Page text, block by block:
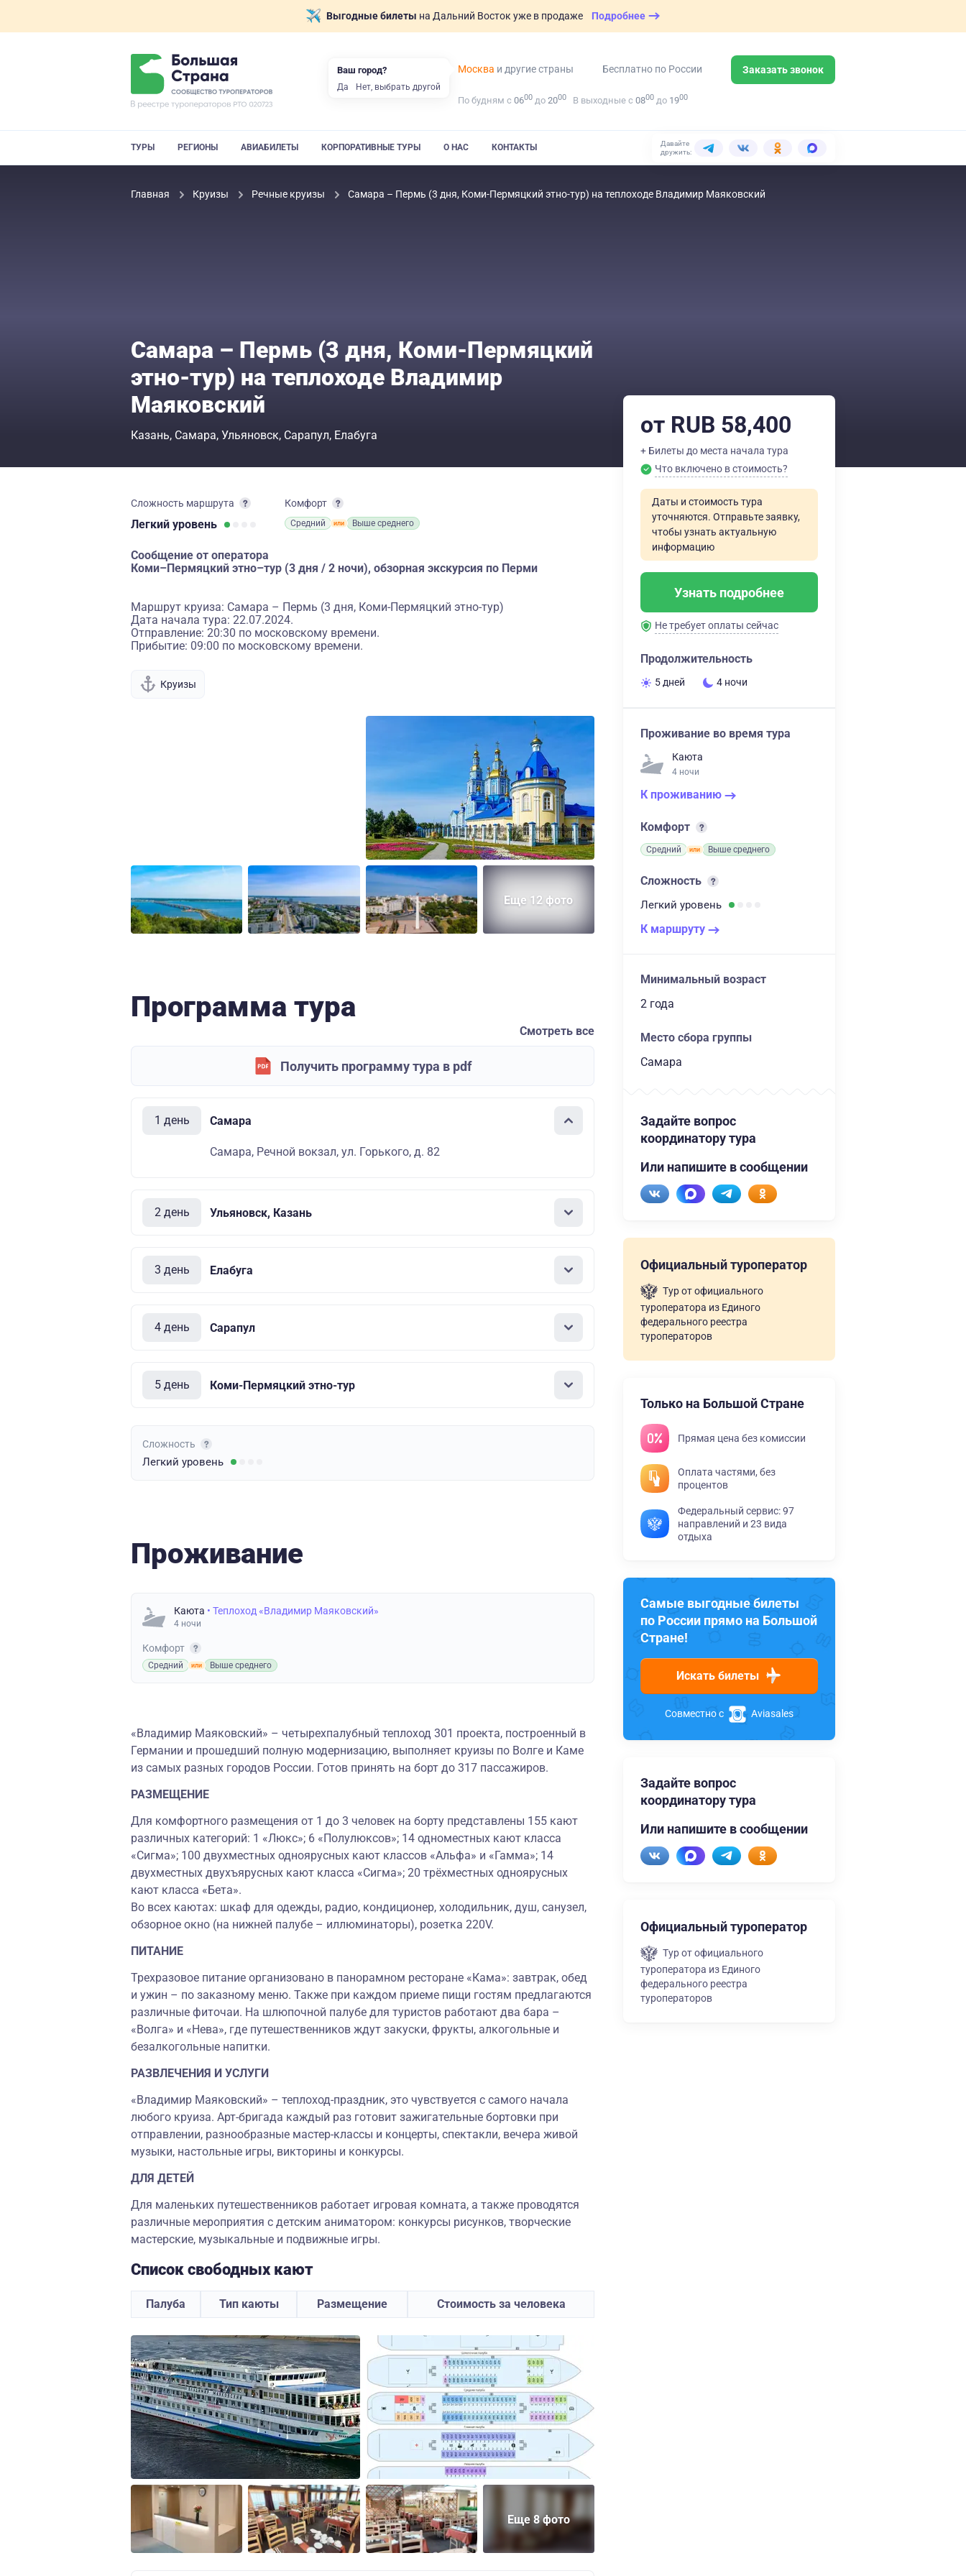
Выгодные билеты на Дальний Восток уже в продаже Подробнее
Москва и другие страны Бесплатно по России Заказать звонок
По будням с 0600 до 2000 В выходные с 0800 до 1900
ТУРЫ РЕГИОНЫ АВИАБИЛЕТЫ КОРПОРАТИВНЫЕ ТУРЫ О НАС КОНТАКТЫ
Давайте
дружить:
Главная Круизы Речные круизы Самара – Пермь (3 дня, Коми-Пермяцкий этно-тур) на теплоходе Владимир Маяковский
Самара – Пермь (3 дня, Коми-Пермяцкий
этно-тур) на теплоходе Владимир
Маяковский
Казань Самара Ульяновск Сарапул Елабуга
Сложность маршрута
Легкий уровень
Комфорт
Средний Выше среднего
Сообщение от оператора
Коми–Пермяцкий этно–тур (3 дня / 2 ночи), обзорная экскурсия по Перми
Маршрут круиза: Самара – Пермь (3 дня, Коми-Пермяцкий этно-тур)
Дата начала тура: 22.07.2024.
Отправление: 20:30 по московскому времени.
Прибытие: 09:00 по московскому времени.
Круизы
Еще 12 фото
Программа тура
Смотреть все
Получить программу тура в pdf
1 день Самара
Самара, Речной вокзал, ул. Горького, д. 82
2 день Ульяновск, Казань
3 день Елабуга
4 день Сарапул
5 день Коми-Пермяцкий этно-тур
Сложность
Легкий уровень
Проживание
Каюта • Теплоход «Владимир Маяковский»
4 ночи
Комфорт
Средний Выше среднего
«Владимир Маяковский» – четырехпалубный теплоход 301 проекта, построенный в
Германии и прошедший полную модернизацию, выполняет круизы по Волге и Каме
из самых разных городов России. Готов принять на борт до 317 пассажиров.
РАЗМЕЩЕНИЕ
Для комфортного размещения от 1 до 3 человек на борту представлены 155 кают
различных категорий: 1 «Люкс»; 6 «Полулюксов»; 14 одноместных кают класса
«Сигма»; 100 двухместных одноярусных кают классов «Альфа» и «Гамма»; 14
двухместных двухъярусных кают класса «Сигма»; 20 трёхместных одноярусных
кают класса «Бета».
Во всех каютах: шкаф для одежды, радио, кондиционер, холодильник, душ, санузел,
обзорное окно (на нижней палубе – иллюминаторы), розетка 220V.
ПИТАНИЕ
Трехразовое питание организовано в панорамном ресторане «Кама»: завтрак, обед
и ужин – по заказному меню. Также при каждом приеме пищи гостям предлагаются
различные фиточаи. На шлюпочной палубе для туристов работают два бара –
«Волга» и «Нева», где путешественников ждут закуски, фрукты, алкогольные и
безалкогольные напитки.
РАЗВЛЕЧЕНИЯ И УСЛУГИ
«Владимир Маяковский» – теплоход-праздник, это чувствуется с самого начала
любого круиза. Арт-бригада каждый раз готовит зажигательные бортовки при
отправлении, разнообразные мастер-классы и концерты, спектакли, вечера живой
музыки, настольные игры, викторины и конкурсы.
ДЛЯ ДЕТЕЙ
Для маленьких путешественников работает игровая комната, а также проводятся
различные мероприятия с детским аниматором: конкурсы рисунков, творческие
мастерские, музыкальные и подвижные игры.
Список свободных кают
Палуба Тип каюты Размещение Стоимость за человека
Еще 8 фото
от RUB 58,400
+ Билеты до места начала тура
Что включено в стоимость?
Даты и стоимость тура
уточняются. Отправьте заявку,
чтобы узнать актуальную
информацию
Узнать подробнее
Не требует оплаты сейчас
Продолжительность
5 дней 4 ночи
Проживание во время тура
Каюта
4 ночи
К проживанию
Комфорт
Средний Выше среднего
Сложность
Легкий уровень
К маршруту
Минимальный возраст
2 года
Место сбора группы
Самара
Задайте вопрос
координатору тура
Или напишите в сообщении
Официальный туроператор
Тур от официального
туроператора из Единого
федерального реестра
туроператоров
Только на Большой Стране
Прямая цена без комиссии
Оплата частями, без
процентов
Федеральный сервис: 97
направлений и 23 вида
отдыха
Самые выгодные билеты
по России прямо на Большой
Стране!
Искать билеты
Совместно с Aviasales
Задайте вопрос
координатору тура
Или напишите в сообщении
Официальный туроператор
Тур от официального
туроператора из Единого
федерального реестра
туроператоров
Ваш город?
Да Нет, выбрать другой